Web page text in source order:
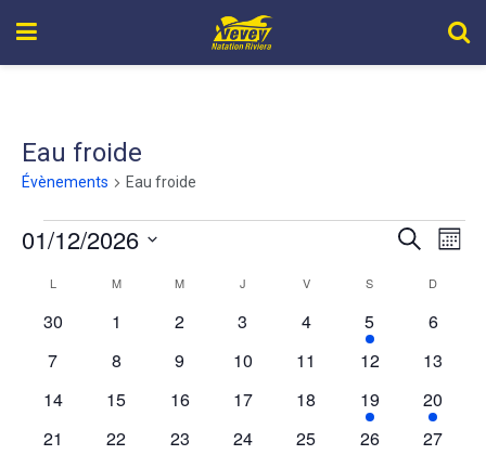
Eau froide
Évènements Eau froide
vues
Recherche
Mois
01/12/2026
date.
Calendrier
de
Évènements
L M M J V S D
0
30
0
1
0
2
0
3
0
évènements
4
1
évènement
5
0
6
0
7
0
8
0
9
0
10
0
11
0
12
0
13
0
14
0
15
0
16
0
17
0
évènements
18
1
évènement
19
1
20
0
21
0
22
0
23
0
24
0
25
0
26
0
27